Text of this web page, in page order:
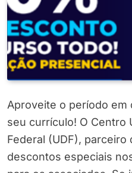
Aproveite o período em
seu currículo! O Centro
Federal (UDF), parceiro
descontos especiais